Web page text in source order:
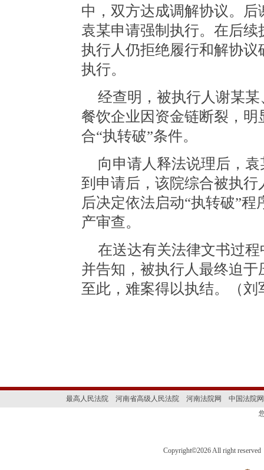
中，双方达成调解协议。
袁某申请强制执行。在后
执行人仍拒绝履行和解协
执行。
经查明，被执行人谢某
餐饮企业因资金链断裂，
合“执转破”条件。
向申请人释法说理后，
到申请后，该院综合被执
后决定依法启动“执转破”
产审查。
在送达有关法律文书过
并告知，被执行人最终迫
至此，难案得以执结。（刘
最高人民法院 河南省高级人民法院 河南法院网
中国法院网
Copyright©2026 All right